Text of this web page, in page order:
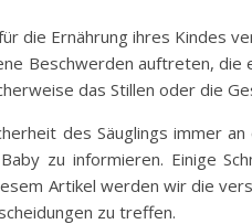
die Ernährung ihres Kindes
Beschwerden auftreten, die
das Stillen oder die
des Säuglings immer
zu informieren. Einige
Artikel werden wir die
zu treffen.